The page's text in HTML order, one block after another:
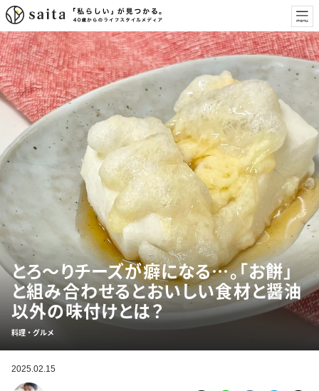
とろ～りチーズが癖になる…。「お餅」
と組み合わせるとおいしい食材と醤油
以外の味付けとは？
料理・グルメ
2025.02.15